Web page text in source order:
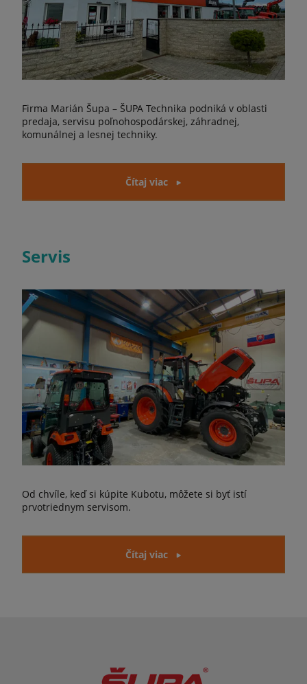
Firma Marián Šupa – ŠUPA Technika podniká v oblasti
predaja, servisu poľnohospodárskej, záhradnej,
komunálnej a lesnej techniky.
Čítaj viac
Servis
Od chvíle, keď si kúpite Kubotu, môžete si byť istí
prvotriednym servisom.
Čítaj viac